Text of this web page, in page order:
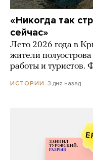
«Никогда так
сейчас»
Лето 2026 года в
жители
работы и туристов.
ИСТОРИИ 3 дня назад